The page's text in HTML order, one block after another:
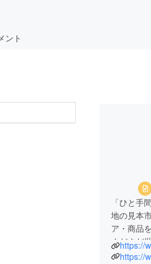
ント
「ひと手
地の見本
ア・商品
まだまだ
デアがい
https://
https://